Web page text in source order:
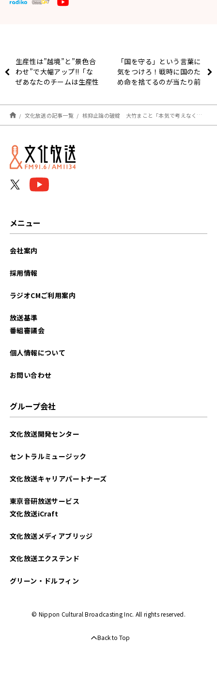
生産性は”越境”と”景色合
わせ”で大幅アップ!!「な
ぜあなたのチームは生産性
「国を守る」という言葉に
気をつけろ！戦時に国のた
め命を捨てるのが当たり前
紛争史研究家が解説
文化放送の記事一覧 核抑止論の破綻 大竹まこと「本気で考えなくちゃいけないんじゃないですか？」
メニュー
会社案内
採用情報
ラジオCMご利用案内
放送基準
番組審議会
個人情報について
お問い合わせ
グループ会社
文化放送開発センター
セントラルミュージック
文化放送キャリアパートナーズ
東京音研放送サービス
文化放送iCraft
文化放送メディアブリッジ
文化放送エクステンド
グリーン・ドルフィン
© Nippon Cultural Broadcasting Inc. All rights reserved.
Back to Top